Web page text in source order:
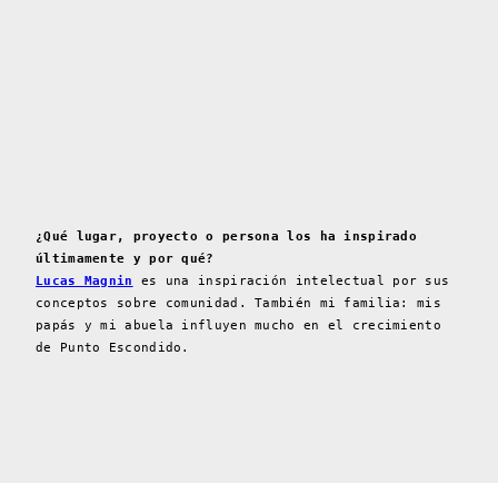
¿Qué lugar, proyecto o persona los ha inspirado
últimamente y por qué?
Lucas Magnin
es una inspiración intelectual por sus
conceptos sobre comunidad. También mi familia: mis
papás y mi abuela influyen mucho en el crecimiento
de Punto Escondido.